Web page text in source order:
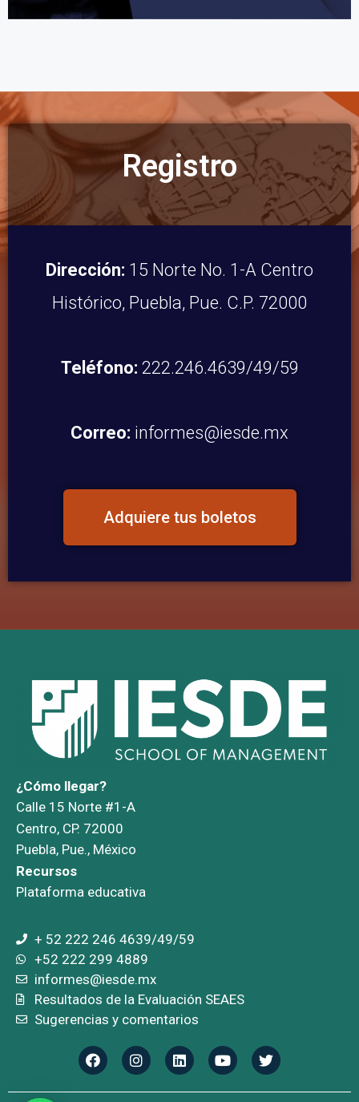
Registro
Dirección: 15 Norte No. 1-A Centro
Histórico, Puebla, Pue. C.P. 72000
Teléfono: 222.246.4639/49/59
Correo: informes@iesde.mx
Adquiere tus boletos
¿Cómo llegar?
Calle 15 Norte #1-A
Centro, CP. 72000
Puebla, Pue., México
Recursos
Plataforma educativa
+ 52 222 246 4639/49/59
+52 222 299 4889
informes@iesde.mx
Resultados de la Evaluación SEAES
Sugerencias y comentarios